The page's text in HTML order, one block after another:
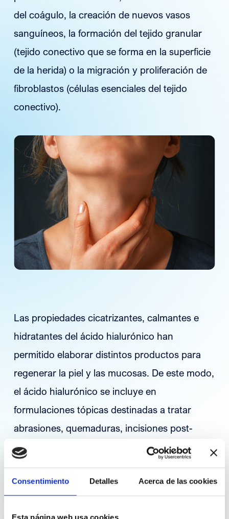
Consentimiento Detalles Acerca de las cookies
del coágulo, la creación de nuevos vasos
sanguíneos, la formación del tejido granular
(tejido conectivo que se forma en la superficie
de la herida) o la migración y proliferación de
fibroblastos (células esenciales del tejido
conectivo).
Las propiedades cicatrizantes, calmantes e
hidratantes del ácido hialurónico han
permitido elaborar distintos productos para
regenerar la piel y las mucosas. De este modo,
el ácido hialurónico se incluye en
formulaciones tópicas destinadas a tratar
abrasiones, quemaduras, incisiones post-
quirúrgicas o úlceras. Además, el ácido
hialurónico endógeno contribuye al
mantenimiento de las vías respiratorias,